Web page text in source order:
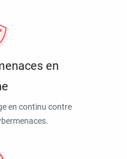
en
en continu contre